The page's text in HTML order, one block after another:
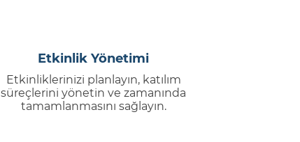
Etkinlik Yönetimi
Etkinliklerinizi planlayın, katılım
süreçlerini yönetin ve zamanında
tamamlanmasını sağlayın.